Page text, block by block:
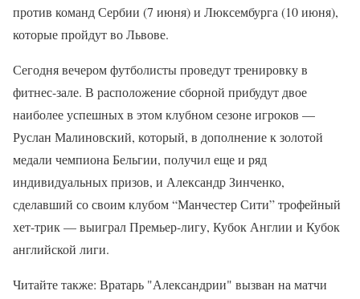
против команд Сербии (7 июня) и Люксембурга (10 июня),
которые пройдут во Львове.
Сегодня вечером футболисты проведут тренировку в
фитнес-зале. В расположение сборной прибудут двое
наиболее успешных в этом клубном сезоне игроков —
Руслан Малиновский, который, в дополнение к золотой
медали чемпиона Бельгии, получил еще и ряд
индивидуальных призов, и Александр Зинченко,
сделавший со своим клубом “Манчестер Сити” трофейный
хет-трик — выиграл Премьер-лигу, Кубок Англии и Кубок
английской лиги.
Читайте также: Вратарь "Александрии" вызван на матчи